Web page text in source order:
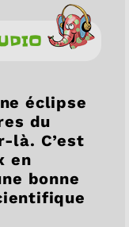
éclipse
du
là. C’est
en
bonne